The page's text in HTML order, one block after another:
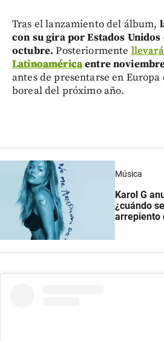
Tras el lanzamiento del álbum,
con su gira por Estados
octubre. Posteriormente
Latinoaméricaentre
antes de presentarse en
boreal del próximo año.
Música
Karol G
¿cuándo
arrepiento